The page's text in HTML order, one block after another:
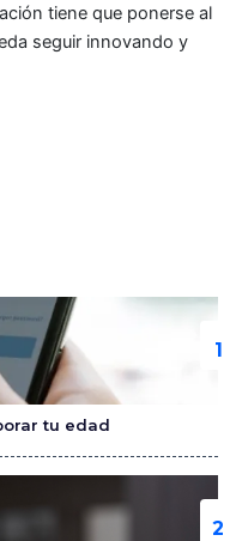
tiene que ponerse al
seguir innovando y
tu edad